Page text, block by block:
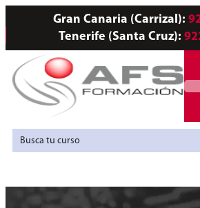
Gran Canaria (Carrizal):
Tenerife (Santa Cruz):